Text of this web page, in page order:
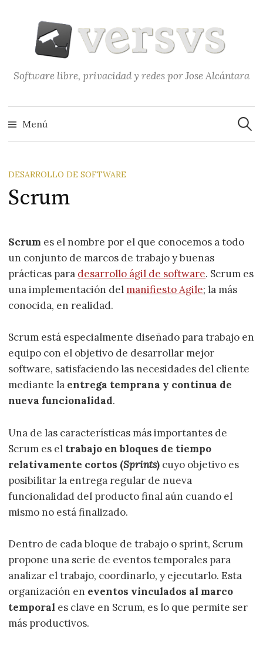
contenido
Software libre, privacidad y redes por Jose Alcántara
Menú
DESARROLLO DE SOFTWARE
Scrum
Scrum es el nombre por el que conocemos a todo
un conjunto de marcos de trabajo y buenas
prácticas para desarrollo ágil de software. Scrum es
una implementación delmanifiesto Agile; la más
conocida, en realidad.
Scrum está especialmente diseñado para trabajo en
equipo con el objetivo de desarrollar mejor
software, satisfaciendo las necesidades del cliente
mediante la entrega temprana y continua de
nueva funcionalidad.
Una de las características más importantes de
Scrum es el trabajo en bloques de tiempo
relativamente cortos (Sprints) cuyo objetivo es
posibilitar la entrega regular de nueva
funcionalidad del producto final aún cuando el
mismo no está finalizado.
Dentro de cada bloque de trabajo o sprint, Scrum
propone una serie de eventos temporales para
analizar el trabajo, coordinarlo, y ejecutarlo. Esta
organización en eventos vinculados al marco
temporal es clave en Scrum, es lo que permite ser
más productivos.